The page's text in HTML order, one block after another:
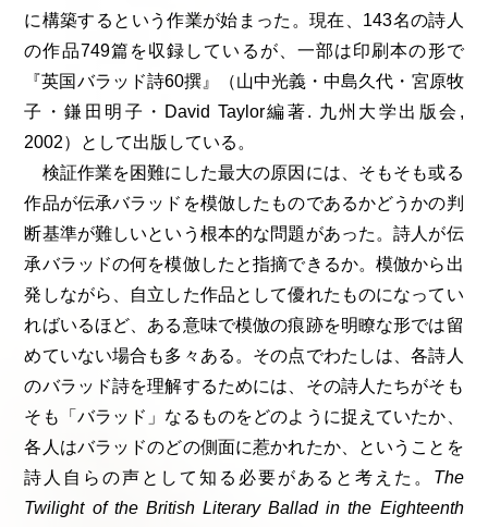
に構築するという作業が始まった。現在、143名の詩人
の作品749篇を収録しているが、一部は印刷本の形で
『英国バラッド詩60撰』（山中光義・中島久代・宮原牧
子・鎌田明子・David Taylor編著. 九州大学出版会,
2002）として出版している。
検証作業を困難にした最大の原因には、そもそも或る
作品が伝承バラッドを模倣したものであるかどうかの判
断基準が難しいという根本的な問題があった。詩人が伝
承バラッドの何を模倣したと指摘できるか。模倣から出
発しながら、自立した作品として優れたものになってい
ればいるほど、ある意味で模倣の痕跡を明瞭な形では留
めていない場合も多々ある。その点でわたしは、各詩人
のバラッド詩を理解するためには、その詩人たちがそも
そも「バラッド」なるものをどのように捉えていたか、
各人はバラッドのどの側面に惹かれたか、ということを
詩人自らの声として知る必要があると考えた。 The
Twilight of the British Literary Ballad in the Eighteenth